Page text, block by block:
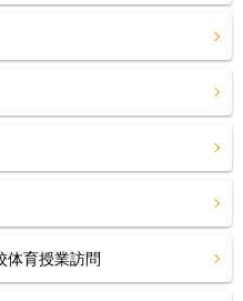
体育授業訪問